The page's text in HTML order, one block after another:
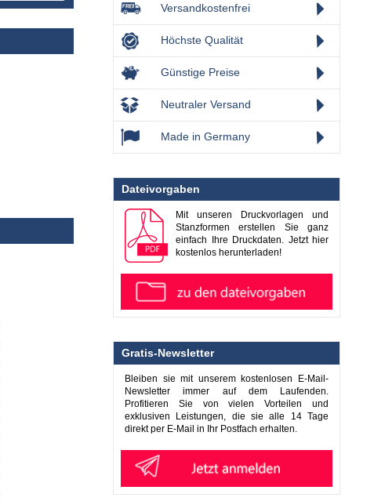
Versandkostenfrei
Höchste Qualität
Günstige Preise
Neutraler Versand
Made in Germany
Dateivorgaben
Mit unseren Druckvorlagen und
Stanzformen erstellen Sie ganz
einfach Ihre Druckdaten. Jetzt hier
kostenlos herunterladen!
Gratis-Newsletter
Bleiben sie mit unserem kostenlosen E-Mail-
Newsletter immer auf dem Laufenden.
Profitieren Sie von vielen Vorteilen und
exklusiven Leistungen, die sie alle 14 Tage
direkt per E-Mail in Ihr Postfach erhalten.